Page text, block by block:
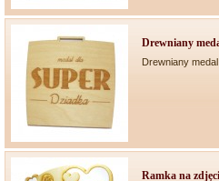
Drewniany
Drewniany medal
Ramka na